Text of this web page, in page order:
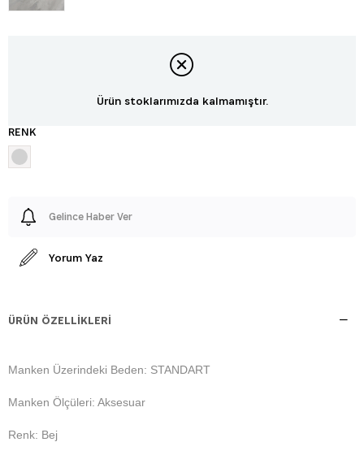
Ürün stoklarımızda kalmamıştır.
RENK
Gelince Haber Ver
Yorum Yaz
ÜRÜN ÖZELLIKLERI
Manken Üzerindeki Beden: STANDART
Manken Ölçüleri: Aksesuar
Renk: Bej